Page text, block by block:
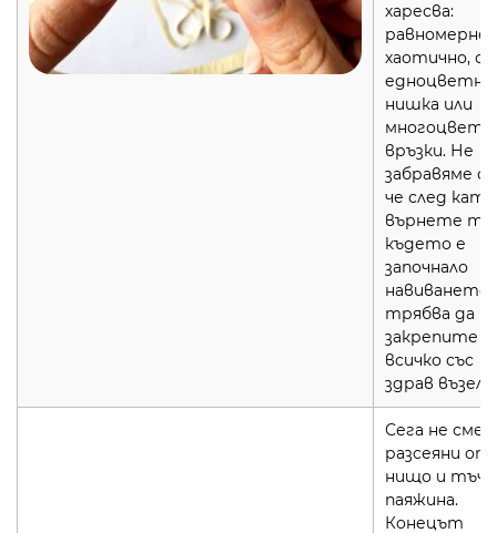
харесва:
равномерно,
хаотично, с
едноцветна
нишка или
връзки. Не
забравяме
че след
върнете
където е
започнало
навиването,
трябва да
закрепите
всичко със
здрав възел.
Сега не сме
разсеяни от
нищо и
паяжина.
Конецът